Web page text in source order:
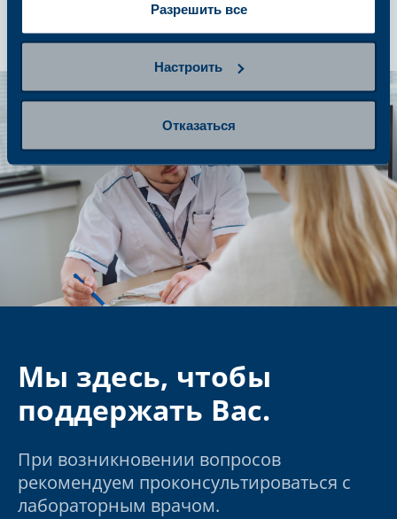
Разрешить все
Настроить
Отказаться
Мы здесь, чтобы
поддержать Вас.
При возникновении вопросов
рекомендуем проконсультироваться с
лабораторным врачом.